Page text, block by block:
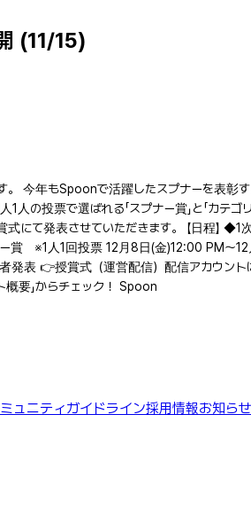
(11/15)
今年もSpoonで活躍したスプナーを表
の投票で選ばれる「スプナー賞」と「カテ
式にて発表させていただきます。 【日程
賞 ※1人1回投票 12月8日(金)12:00 PM〜
👉授賞式（運営配信）配信アカウント
概要」からチェック！ Spoon
ュニティガイドライン採用情報お知らせ